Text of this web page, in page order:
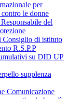
per
le donne
del
Consiglio di istituto
R.S.P.P
su DID UP
supplenza
Comunicazione